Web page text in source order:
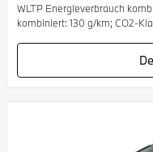
WLTP Energieverbrauch
kombiniert: 130 g/km; CO2-